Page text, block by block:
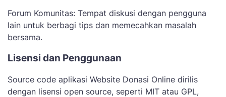
Forum Komunitas: Tempat diskusi dengan pengguna
lain untuk berbagi tips dan memecahkan masalah
bersama.
Lisensi dan Penggunaan
Source code aplikasi Website Donasi Online dirilis
dengan lisensi open source, seperti MIT atau GPL,